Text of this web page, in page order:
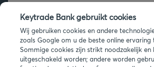
Veelgestelde vragen
Keytrade Bank gebruikt cookies
Wij gebruiken cookies en andere
zoals Google om u de beste online ervaring
Sommige cookies zijn strikt noodzakelijk en
uitgeschakeld worden; andere worden